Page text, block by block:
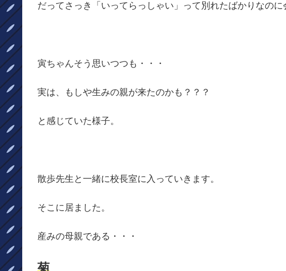
だってさっき「いってらっしゃい」って別れたばかりなのに
寅ちゃんそう思いつつも・・・
実は、もしや生みの親が来たのかも？？？
と感じていた様子。
散歩先生と一緒に校長室に入っていきます。
そこに居ました。
産みの母親である・・・
菊